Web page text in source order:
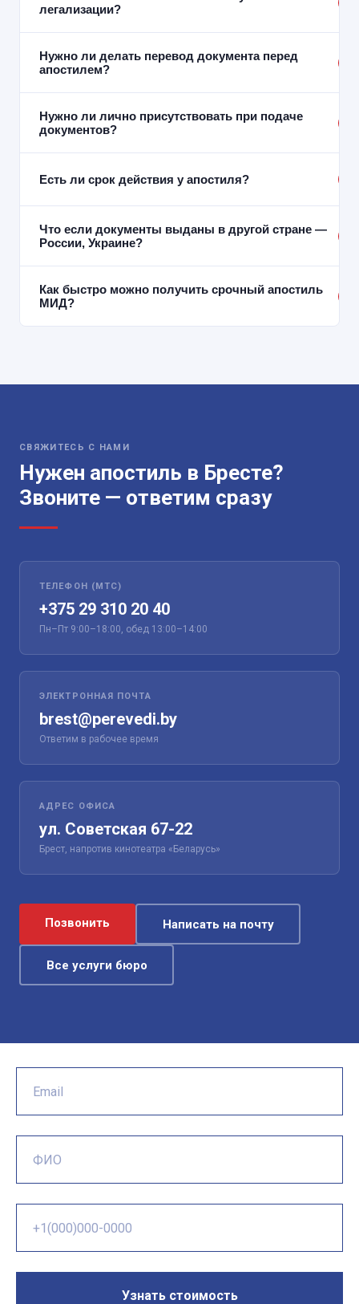
легализации?
Нужно ли делать перевод документа перед
апостилем?
Нужно ли лично присутствовать при подаче
документов?
Есть ли срок действия у апостиля?
Что если документы выданы в другой стране —
России, Украине?
Как быстро можно получить срочный апостиль
МИД?
СВЯЖИТЕСЬ С НАМИ
Нужен апостиль в Бресте?
Звоните — ответим сразу
ТЕЛЕФОН (МТС)
+375 29 310 20 40
Пн–Пт 9:00–18:00, обед 13:00–14:00
ЭЛЕКТРОННАЯ ПОЧТА
brest@perevedi.by
Ответим в рабочее время
АДРЕС ОФИСА
ул. Советская 67-22
Брест, напротив кинотеатра «Беларусь»
Позвонить Написать на почту
Все услуги бюро
Узнать стоимость